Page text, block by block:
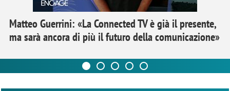
Matteo Guerrini: «La Connected TV è già il presente,
ma sarà ancora di più il futuro della comunicazione»